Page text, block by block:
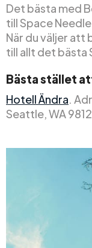
Det bästa med
till Space
När du väljer att
till allt det bästa
Bästa stället
Hotell Ändra .
Seattle, WA